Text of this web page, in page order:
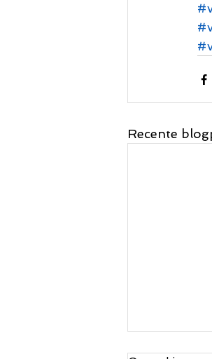
Recente